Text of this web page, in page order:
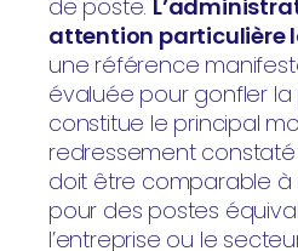
de poste.
attention particulière
une référence
évaluée pour gonfler
constitue le principal
redressement constaté
doit être comparable
pour des postes
l’entreprise ou le